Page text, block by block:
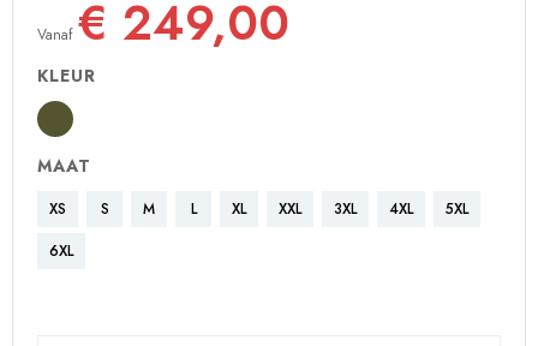
Vanaf € 249,00
KLEUR
MAAT
XS S M L XL XXL 3XL 4XL
5XL
6XL